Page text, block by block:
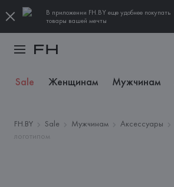
В приложении FH.BY еще удобнее покупать
товары вашей мечты
Sale Женщинам Мужчинам
FH.BY Sale Мужчинам Аксессуары
логотипом